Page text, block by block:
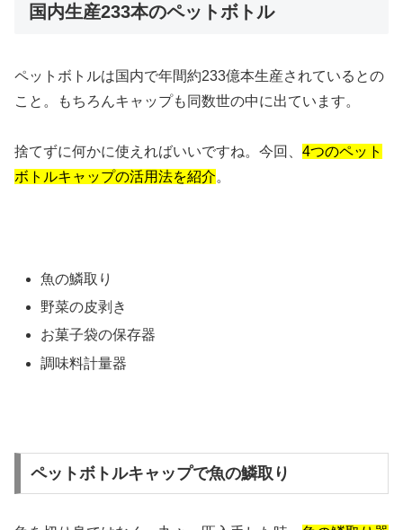
国内生産233本のペットボトル
ペットボトルは国内で年間約233億本生産されているとの
こと。もちろんキャップも同数世の中に出ています。
捨てずに何かに使えればいいですね。今回、 4つのペット
ボトルキャップの活用法を紹介。
魚の鱗取り
野菜の皮剥き
お菓子袋の保存器
調味料計量器
ペットボトルキャップで魚の鱗取り